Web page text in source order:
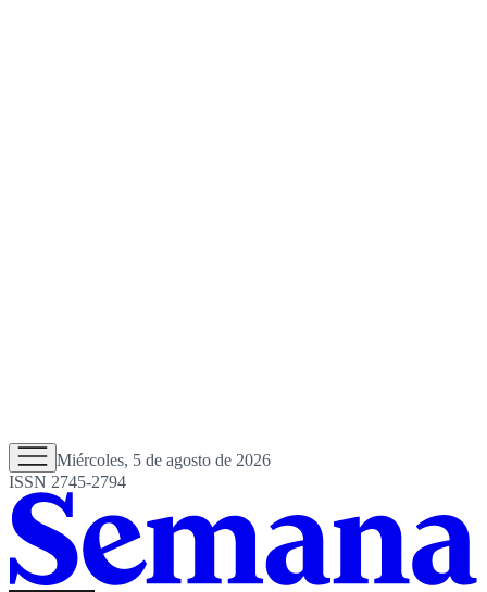
Miércoles, 5 de agosto de 2026
ISSN 2745-2794